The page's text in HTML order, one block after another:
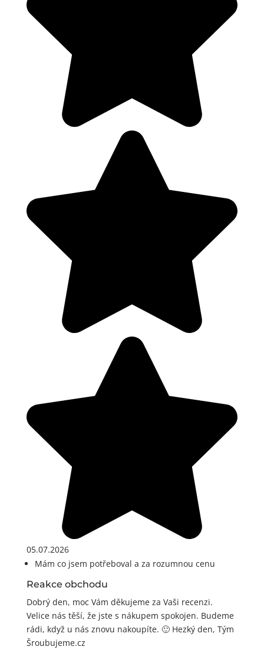
05.07.2026
Mám co jsem potřeboval a za rozumnou cenu
Reakce obchodu
Dobrý den, moc Vám děkujeme za Vaši recenzi.
Velice nás těší, že jste s nákupem spokojen. Budeme
rádi, když u nás znovu nakoupíte. 🙂 Hezký den, Tým
Šroubujeme.cz